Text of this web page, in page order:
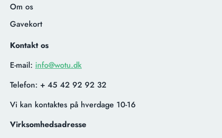
Om os
Gavekort
Kontakt os
E-mail: info@wotu.dk
Telefon: + 45 42 92 92 32
Vi kan kontaktes på hverdage 10-16
Virksomhedsadresse